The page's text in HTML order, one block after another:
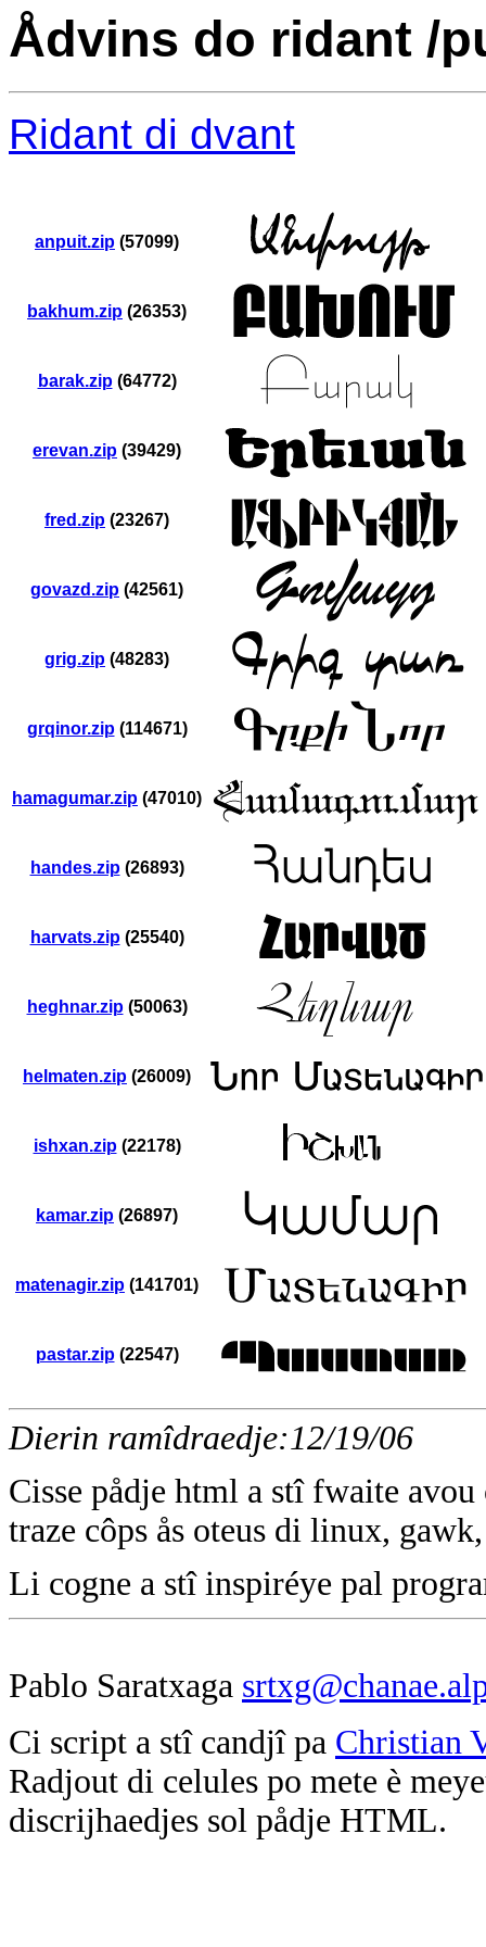
Ådvins do ridant /
Ridant di dvant
anpuit.zip (57099)
bakhum.zip (26353)
barak.zip(64772)
erevan.zip (39429)
fred.zip (23267)
govazd.zip (42561)
grig.zip (48283)
grqinor.zip(114671)
hamagumar.zip (47010)
handes.zip(26893)
harvats.zip(25540)
heghnar.zip(50063)
helmaten.zip (26009)
ishxan.zip(22178)
kamar.zip (26897)
matenagir.zip (141701)
pastar.zip(22547)
Dierin ramîdraedje:12/19/06
Cisse pådje html a stî fwaite
traze côps ås oteus di linux,
Li cogne a stî inspiréye pal
Pablo Saratxaga
Ci script a stî candjî pa Christian
Radjout di celules po mete è
discrijhaedjes sol pådje HTML.